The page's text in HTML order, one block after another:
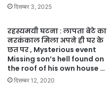
दिसम्बर 3, 2025
रहस्यमयी घटना : लापता बेटे का
नरकंकाल मिला अपने ही घर के
छत पर , Mysterious event
Missing son’s hell found on
the roof of his own house …
दिसम्बर 12, 2020